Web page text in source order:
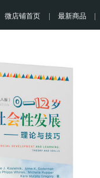
微店铺首页 最新商品